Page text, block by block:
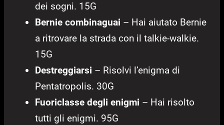
dei sogni. 15G
Bernie combinaguai – Hai aiutato Bernie
a ritrovare la strada con il talkie-walkie.
15G
Destreggiarsi – Risolvi l’enigma di
Pentatropolis. 30G
Fuoriclasse degli enigmi – Hai risolto
tutti gli enigmi. 95G